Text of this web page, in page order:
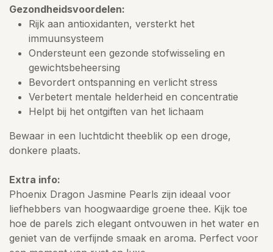
Gezondheidsvoordelen:
Rijk aan antioxidanten, versterkt het
immuunsysteem
Ondersteunt een gezonde stofwisseling en
gewichtsbeheersing
Bevordert ontspanning en verlicht stress
Verbetert mentale helderheid en concentratie
Helpt bij het ontgiften van het lichaam
Bewaar in een luchtdicht theeblik op een droge,
donkere plaats.
Extra info:
Phoenix Dragon Jasmine Pearls zijn ideaal voor
liefhebbers van hoogwaardige groene thee. Kijk toe
hoe de parels zich elegant ontvouwen in het water en
geniet van de verfijnde smaak en aroma. Perfect voor